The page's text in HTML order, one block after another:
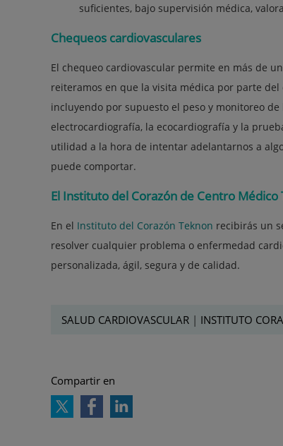
suficientes, bajo supervisión médica,
Chequeos cardiovasculares
El chequeo cardiovascular permite en más de
reiteramos en que la visita médica por parte
incluyendo por supuesto el peso y monitoreo
electrocardiografía, la ecocardiografía y la
utilidad a la hora de intentar adelantarnos a
puede comportar.
El Instituto del Corazón de Centro Médico
En el Instituto del Corazón Teknon recibirás un
resolver cualquier problema o enfermedad
personalizada, ágil, segura y de calidad.
SALUD CARDIOVASCULAR | INSTITUTO
Compartir en